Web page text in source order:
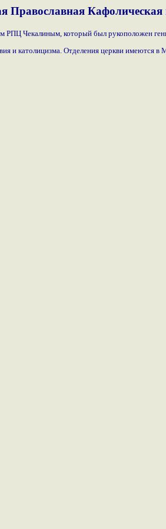
Православная
РПЦ Чекалиным, который был рукоположен
и католицизма. Отделения церкви имеются в